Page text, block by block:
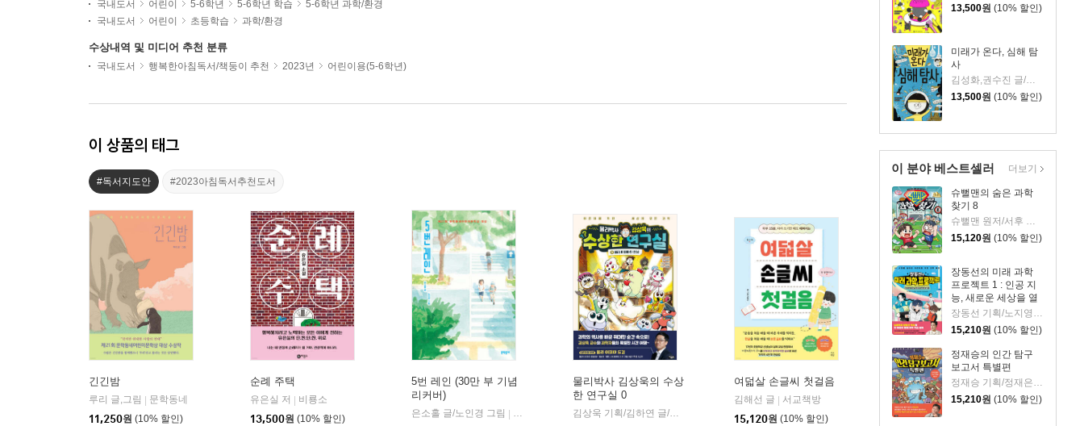
13,500원 (10% 할인)
미래가 온다, 심해 탐
사
김성화,권수진 글/김진화 그림
13,500원 (10% 할인)
이 분야 베스트셀러
슈뻘맨의 숨은 과학
찾기 8
슈뻘맨 원저/서후 글/류수형 그림/샌드박스네트워크,정재형 감수
15,120원 (10% 할인)
장동선의 미래 과학
프로젝트 1 : 인공 지
능, 새로운 세상을 열
다
15,210원 (10% 할인)
정재승의 인간 탐구
보고서 특별편
15,210원 (10% 할인)
더보기
국내도서
어린이 5-6학년 5-6학년 학습
5-6학년 과학/환경
국내도서
어린이 초등학습 과학/환경
수상내역 및 미디어 추천 분류
국내도서 행복한아침독서/책둥이 추천 2023년 어린이용(5-6학년)
이 상품의 태그
#독서지도안 #2023아침독서추천도서
긴긴밤
루리 글,그림
문학동네
11,250원 (10% 할인)
순례 주택
유은실 저
비룡소
13,500원 (10% 할인)
5번 레인 (30만 부 기념
리커버)
은소홀 글/노인경 그림
문학동네
물리박사 김상욱의 수상
한 연구실 0
김상욱 기획/김하연 글/정순규 그림
아울북
여덟살 손글씨 첫걸음
김해선 글
서교책방
15,120원 (10% 할인)